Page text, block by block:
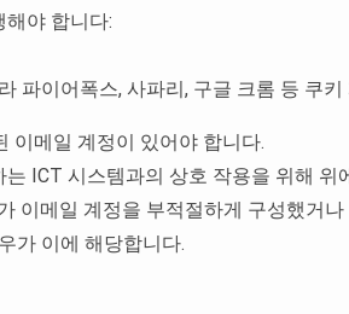
야 합니다:
파이어폭스, 사파리, 구글 크롬 등 쿠
이메일 계정이 있어야 합니다.
ICT 시스템과의 상호 작용을 위해
이메일 계정을 부적절하게 구성했거
가 이에 해당합니다.